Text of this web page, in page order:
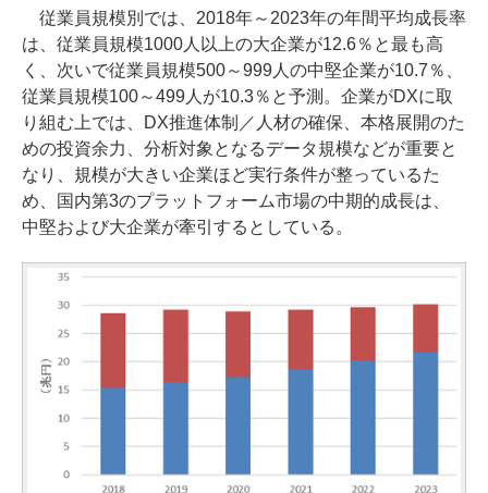
従業員規模別では、2018年～2023年の年間平均成長率
は、従業員規模1000人以上の大企業が12.6％と最も高
く、次いで従業員規模500～999人の中堅企業が10.7％、
従業員規模100～499人が10.3％と予測。企業がDXに取
り組む上では、DX推進体制／人材の確保、本格展開のた
めの投資余力、分析対象となるデータ規模などが重要と
なり、規模が大きい企業ほど実行条件が整っているた
め、国内第3のプラットフォーム市場の中期的成長は、
中堅および大企業が牽引するとしている。